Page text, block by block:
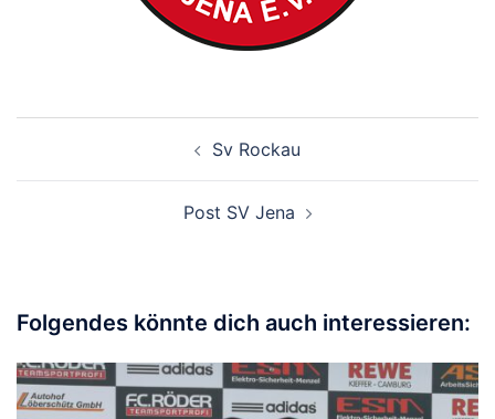
Sv Rockau
Post SV Jena
Folgendes könnte dich auch interessieren: